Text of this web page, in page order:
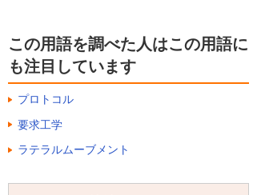
この用語を調べた人はこの用語に
も注目しています
プロトコル
要求工学
ラテラルムーブメント